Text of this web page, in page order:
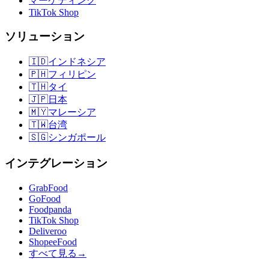
TikTok Shop
ソリューション
🇮🇩インドネシア
🇵🇭フィリピン
🇹🇭タイ
🇯🇵日本
🇲🇾マレーシア
🇹🇼台湾
🇸🇬シンガポール
インテグレーション
GrabFood
GoFood
Foodpanda
TikTok Shop
Deliveroo
ShopeeFood
すべて見る →